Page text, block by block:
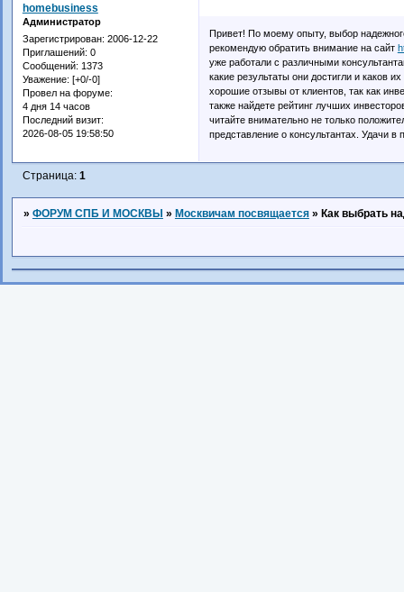
homebusiness
Администратор
Зарегистрирован: 2006-12-22
Приглашений: 0
Сообщений: 1373
Уважение: [+0/-0]
Провел на форуме:
4 дня 14 часов
Последний визит:
2026-08-05 19:58:50
Привет! По моему опыту, выбор
рекомендую обратить внимание на сайт
уже работали с различными
какие результаты они достигли и каков
хорошие отзывы от клиентов, так как
также найдете рейтинг лучших
читайте внимательно не только
представление о консультантах. Удачи в
Страница: 1
» ФОРУМ СПБ И МОСКВЫ » Москвичам посвящается » Как выбрать